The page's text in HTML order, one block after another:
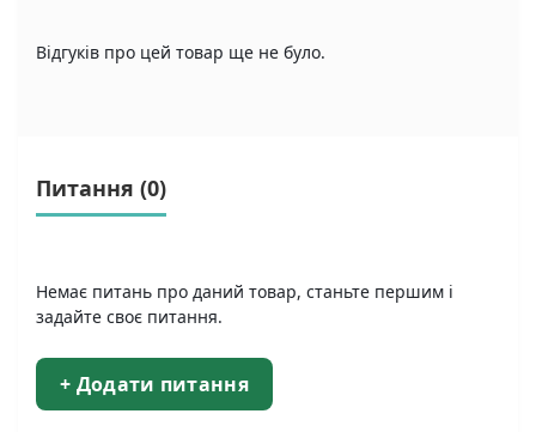
Відгуків про цей товар ще не було.
Питання (0)
Немає питань про даний товар, станьте першим і
задайте своє питання.
+ Додати питання